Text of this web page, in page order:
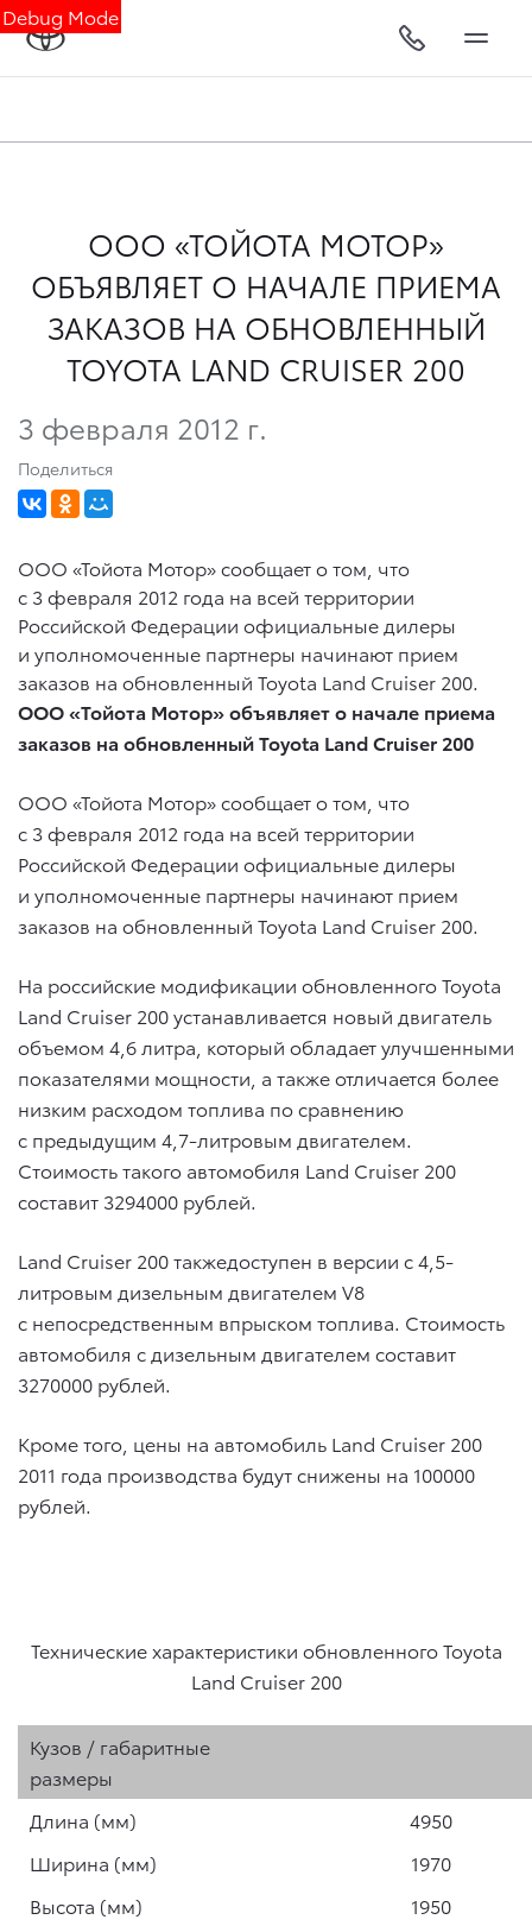
Debug Mode
ООО «ТОЙОТА МОТОР»
ОБЪЯВЛЯЕТ О НАЧАЛЕ ПРИЕМА
ЗАКАЗОВ НА ОБНОВЛЕННЫЙ
TOYOTA LAND CRUISER 200
3 февраля 2012 г.
Поделиться
ООО «Тойота Мотор» сообщает о том, что
с 3 февраля 2012 года на всей территории
Российской Федерации официальные дилеры
и уполномоченные партнеры начинают прием
заказов на обновленный Toyota Land Cruiser 200.
ООО «Тойота Мотор» объявляет о начале приема
заказов на обновленный Toyota Land Cruiser 200
ООО «Тойота Мотор» сообщает о том, что
с 3 февраля 2012 года на всей территории
Российской Федерации официальные дилеры
и уполномоченные партнеры начинают прием
заказов на обновленный Toyota Land Cruiser 200.
На российские модификации обновленного Toyota
Land Cruiser 200 устанавливается новый двигатель
объемом 4,6 литра, который обладает улучшенными
показателями мощности, а также отличается более
низким расходом топлива по сравнению
с предыдущим 4,7-литровым двигателем.
Стоимость такого автомобиля Land Cruiser 200
составит 3294000 рублей.
Land Cruiser 200 такжедоступен в версии с 4,5-
литровым дизельным двигателем V8
с непосредственным впрыском топлива. Стоимость
автомобиля с дизельным двигателем составит
3270000 рублей.
Кроме того, цены на автомобиль Land Cruiser 200
2011 года производства будут снижены на 100000
рублей.
Технические характеристики обновленного Toyota
Land Cruiser 200
Кузов / габаритные
размеры
Длина (мм)
4950
Ширина (мм)
1970
Высота (мм)
1950